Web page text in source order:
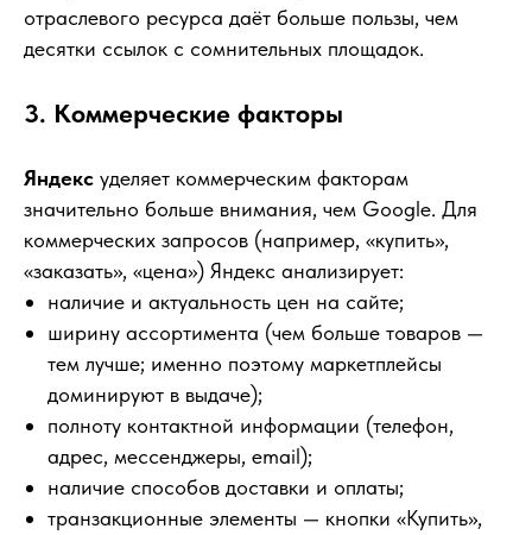
отраслевого ресурса даёт больше пользы, чем
десятки ссылок с сомнительных площадок.
3. Коммерческие факторы
Яндекс уделяет коммерческим факторам
значительно больше внимания, чем Google. Для
коммерческих запросов (например, «купить»,
«заказать», «цена») Яндекс анализирует:
наличие и актуальность цен на сайте;
ширину ассортимента (чем больше товаров —
тем лучше; именно поэтому маркетплейсы
доминируют в выдаче);
полноту контактной информации (телефон,
адрес, мессенджеры, email);
наличие способов доставки и оплаты;
транзакционные элементы — кнопки «Купить»,